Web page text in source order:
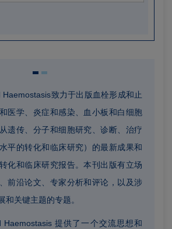
致力于出版血栓形成和止
医学、炎症和感染、血小板和白细胞
遗传、分子和细胞研究、诊断、治疗
平的转化和临床研究）的最新成果和
化和临床研究报告。本刊出版有立场
前沿论文、专家分析和评论，以及涉
和关键主题的专题。
Haemostasis 提供了一个交流思想和